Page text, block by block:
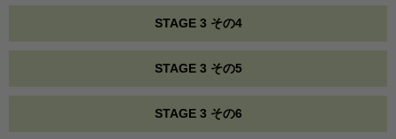
STAGE 3 その4
STAGE 3 その5
STAGE 3 その6